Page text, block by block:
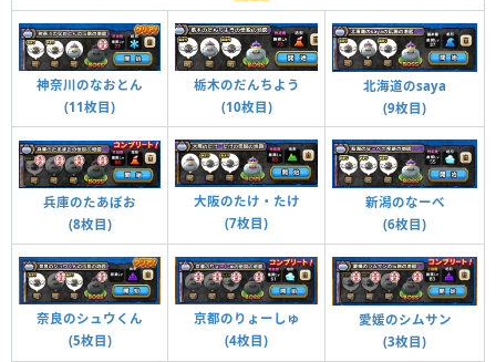
神奈川のなおとん
(11枚目)
栃木のだんちよう
(10枚目)
北海道のsaya
(9枚目)
兵庫のたあぼお
(8枚目)
大阪のたけ・たけ
(7枚目)
新潟のなーべ
(6枚目)
奈良のシュウくん
(5枚目)
京都のりょーしゅ
(4枚目)
愛媛のシムサン
(3枚目)